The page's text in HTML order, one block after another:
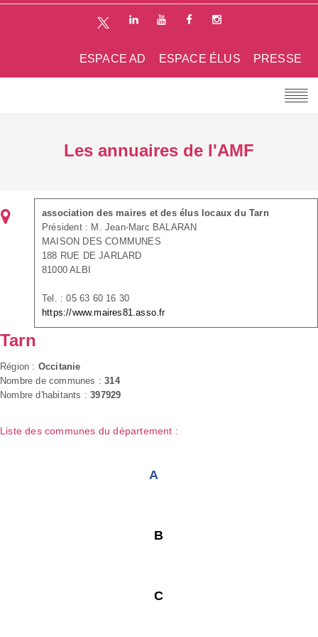
PRESSE
ESPACE ÉLUS
ESPACE AD
Les annuaires de l'AMF
association des maires et des élus locaux du Tarn
Président : M. Jean-Marc BALARAN
MAISON DES COMMUNES
188 RUE DE JARLARD
81000 ALBI
Tel. : 05 63 60 16 30
https://www.maires81.asso.fr
Tarn
Région : Occitanie
Nombre de communes :314
Nombre d'habitants :397929
Liste des communes du département :
A
B
C